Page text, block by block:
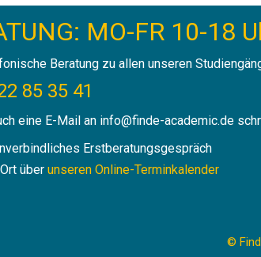
MO-FR 10-18
Beratung zu allen unseren
85 35 41
eine E-Mail an info@finde-academic.de
Erstberatungsgespräch
über unseren Online-Terminkalender
©